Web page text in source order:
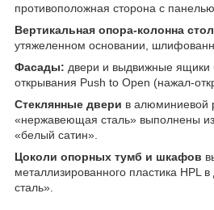
противоположная сторона с
Вертикальная опора-колонна
утяжеленном основании,
Фасады: двери и выдвижные ящики
открывания Push to Open (нажал-
Стеклянные двери в алюминиевой
«нержавеющая сталь» выполнены из
«белый сатин».
Цоколи опорных тумб и шкафов
металлизированного пластика HPL
сталь».